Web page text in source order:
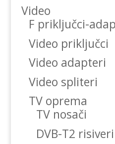
Video
F priključci-
Video priključci
Video adapteri
Video spliteri
TV oprema
TV nosači
DVB-T2 risiveri